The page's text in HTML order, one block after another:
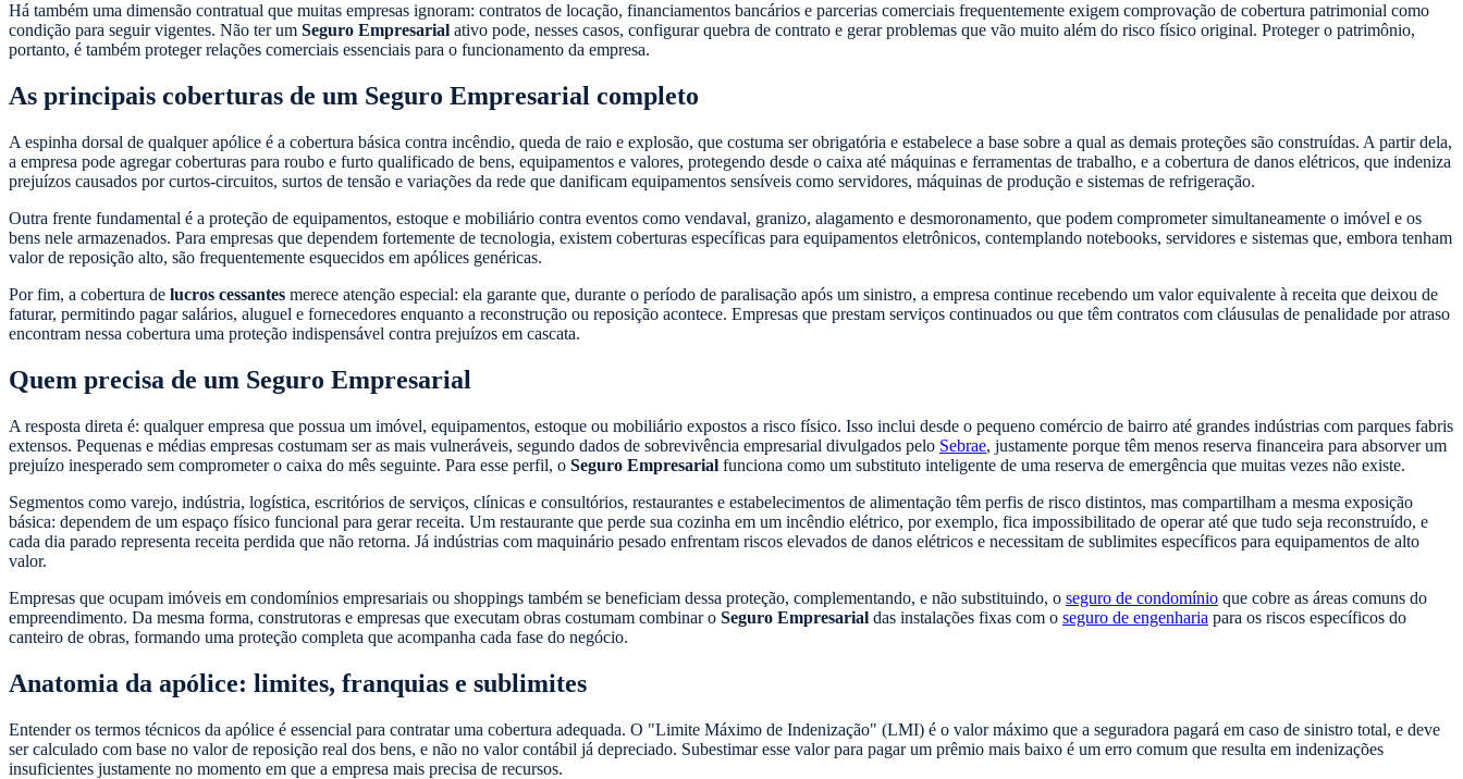
Há também uma dimensão contratual que muitas empresas ignoram: contratos de locação, financiamentos bancários e parcerias comerciais frequentemente exigem comprovação de cobertura patrimonial como
condição para seguir vigentes. Não ter um Seguro Empresarial ativo pode, nesses casos, configurar quebra de contrato e gerar problemas que vão muito além do risco físico original. Proteger o patrimônio,
portanto, é também proteger relações comerciais essenciais para o funcionamento da empresa.
As principais coberturas de um Seguro Empresarial completo
A espinha dorsal de qualquer apólice é a cobertura básica contra incêndio, queda de raio e explosão, que costuma ser obrigatória e estabelece a base sobre a qual as demais proteções são construídas. A partir dela,
a empresa pode agregar coberturas para roubo e furto qualificado de bens, equipamentos e valores, protegendo desde o caixa até máquinas e ferramentas de trabalho, e a cobertura de danos elétricos, que indeniza
prejuízos causados por curtos-circuitos, surtos de tensão e variações da rede que danificam equipamentos sensíveis como servidores, máquinas de produção e sistemas de refrigeração.
Outra frente fundamental é a proteção de equipamentos, estoque e mobiliário contra eventos como vendaval, granizo, alagamento e desmoronamento, que podem comprometer simultaneamente o imóvel e os
bens nele armazenados. Para empresas que dependem fortemente de tecnologia, existem coberturas específicas para equipamentos eletrônicos, contemplando notebooks, servidores e sistemas que, embora tenham
valor de reposição alto, são frequentemente esquecidos em apólices genéricas.
Por fim, a cobertura de lucros cessantes merece atenção especial: ela garante que, durante o período de paralisação após um sinistro, a empresa continue recebendo um valor equivalente à receita que deixou de
faturar, permitindo pagar salários, aluguel e fornecedores enquanto a reconstrução ou reposição acontece. Empresas que prestam serviços continuados ou que têm contratos com cláusulas de penalidade por atraso
encontram nessa cobertura uma proteção indispensável contra prejuízos em cascata.
Quem precisa de um Seguro Empresarial
A resposta direta é: qualquer empresa que possua um imóvel, equipamentos, estoque ou mobiliário expostos a risco físico. Isso inclui desde o pequeno comércio de bairro até grandes indústrias com parques fabris
extensos. Pequenas e médias empresas costumam ser as mais vulneráveis, segundo dados de sobrevivência empresarial divulgados pelo Sebrae, justamente porque têm menos reserva financeira para absorver um
prejuízo inesperado sem comprometer o caixa do mês seguinte. Para esse perfil, o Seguro Empresarial funciona como um substituto inteligente de uma reserva de emergência que muitas vezes não existe.
Segmentos como varejo, indústria, logística, escritórios de serviços, clínicas e consultórios, restaurantes e estabelecimentos de alimentação têm perfis de risco distintos, mas compartilham a mesma exposição
básica: dependem de um espaço físico funcional para gerar receita. Um restaurante que perde sua cozinha em um incêndio elétrico, por exemplo, fica impossibilitado de operar até que tudo seja reconstruído, e
cada dia parado representa receita perdida que não retorna. Já indústrias com maquinário pesado enfrentam riscos elevados de danos elétricos e necessitam de sublimites específicos para equipamentos de alto
valor.
Empresas que ocupam imóveis em condomínios empresariais ou shoppings também se beneficiam dessa proteção, complementando, e não substituindo, o seguro de condomínio que cobre as áreas comuns do
empreendimento. Da mesma forma, construtoras e empresas que executam obras costumam combinar o Seguro Empresarial das instalações fixas com o seguro de engenharia para os riscos específicos do
canteiro de obras, formando uma proteção completa que acompanha cada fase do negócio.
Anatomia da apólice: limites, franquias e sublimites
Entender os termos técnicos da apólice é essencial para contratar uma cobertura adequada. O "Limite Máximo de Indenização" (LMI) é o valor máximo que a seguradora pagará em caso de sinistro total, e deve
ser calculado com base no valor de reposição real dos bens, e não no valor contábil já depreciado. Subestimar esse valor para pagar um prêmio mais baixo é um erro comum que resulta em indenizações
insuficientes justamente no momento em que a empresa mais precisa de recursos.